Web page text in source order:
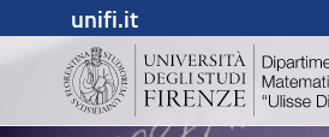
unifi.it